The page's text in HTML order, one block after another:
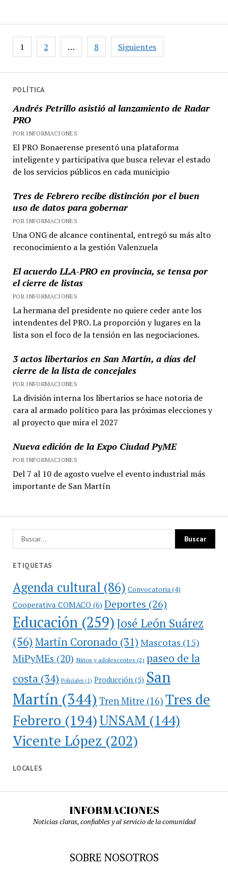
POLÍTICA
Andrés Petrillo asistió al lanzamiento de Radar
PRO
POR INFORMACIONES
El PRO Bonaerense presentó una plataforma
inteligente y participativa que busca relevar el estado
de los servicios públicos en cada municipio
Tres de Febrero recibe distinción por el buen
uso de datos para gobernar
POR INFORMACIONES
Una ONG de alcance continental, entregó su más alto
reconocimiento a la gestión Valenzuela
El acuerdo LLA-PRO en provincia, se tensa por
el cierre de listas
POR INFORMACIONES
La hermana del presidente no quiere ceder ante los
intendentes del PRO. La proporción y lugares en la
lista son el foco de la tensión en las negociaciones.
3 actos libertarios en San Martín, a días del
cierre de la lista de concejales
POR INFORMACIONES
La división interna los libertarios se hace notoria de
cara al armado político para las próximas elecciones y
al proyecto que mira el 2027
Nueva edición de la Expo Ciudad PyME
POR INFORMACIONES
Del 7 al 10 de agosto vuelve el evento industrial más
importante de San Martín
y
toda
la
3F
Paginación
de
1 2 … 8 Siguientes
ETIQUETAS
Agenda cultural (86) Convocatoria (4)
Cooperativa COMACO(6) Deportes (26)
Educación(259)José León Suárez
(56)Martín Coronado (31) Mascotas (15)
MiPyMEs (20) Niños y adolescentes (2) paseo de la
costa(34) Policiales(1) Producción(5) San
Martín(344) Tren Mitre (16) Tres de
Febrero (194)UNSAM (144)
Vicente López (202)
LOCALES
INFORMACIONES
Noticias claras, confiables y al servicio de la comunidad
SOBRE NOSOTROS